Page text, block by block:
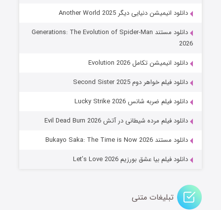
جادوگری در مغولستان
دانلود انیمیشن دنیایی دیگر Another World 2025
دانلود مستند Generations: The Evolution of Spider-Man
2026
دانلود انیمیشن تکامل Evolution 2026
دانلود فیلم خواهر دوم Second Sister 2025
دانلود فیلم ضربه شانس Lucky Strike 2026
دانلود فیلم مرده شیطانی در آتش Evil Dead Burn 2026
دانلود مستند Bukayo Saka: The Time is Now 2026
دانلود فیلم بیا عشق بورزیم Let’s Love 2026
تبلیغات متنی